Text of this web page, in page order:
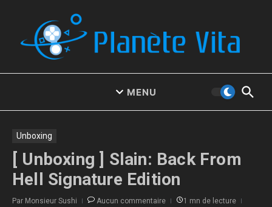
MENU
Unboxing
[ Unboxing ] Slain: Back From
Hell Signature Edition
Par Monsieur Sushi Aucun commentaire
1 mn de lecture